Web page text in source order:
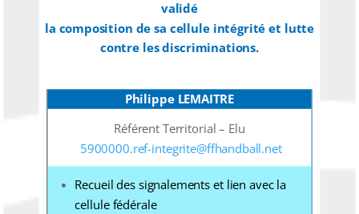
validé
la composition de sa cellule intégrité et lutte
contre les discriminations.
Philippe LEMAITRE
Référent Territorial – Elu
5900000.ref-integrite@ffhandball.net
Recueil des signalements et lien avec la
cellule fédérale